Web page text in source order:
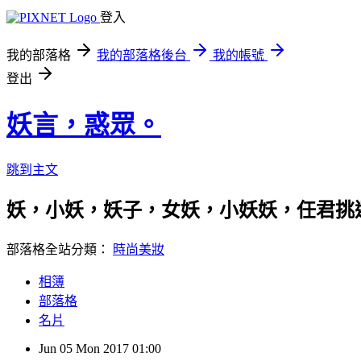
登入
我的部落格 我的部落格後台
我的帳號
登出
妖言，惑眾。
跳到主文
妖，小妖，妖子，女妖，小妖妖，任君挑
部落格全站分類： 時尚美妝
相簿
部落格
名片
Jun 05 Mon 2017 01:00